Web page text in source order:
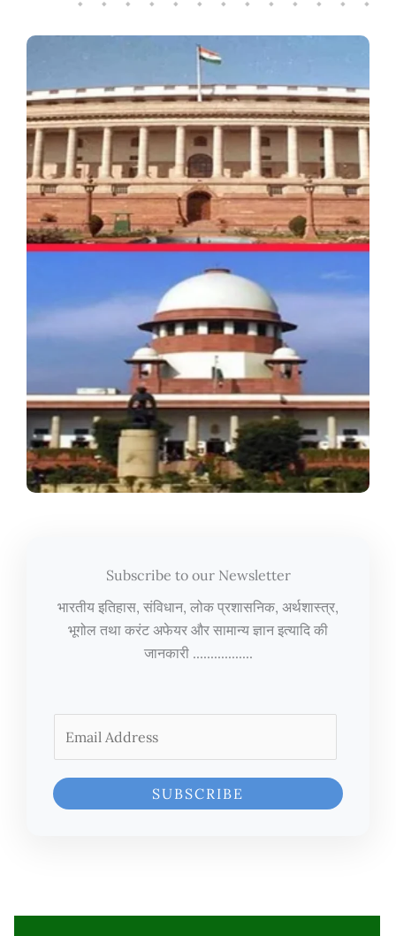
Subscribe to our Newsletter
भारतीय इतिहास, संविधान, लोक प्रशासनिक, अर्थशास्त्र,
भूगोल तथा करंट अफेयर और सामान्य ज्ञान इत्यादि की
जानकारी .................
i
SUBSCRIBE